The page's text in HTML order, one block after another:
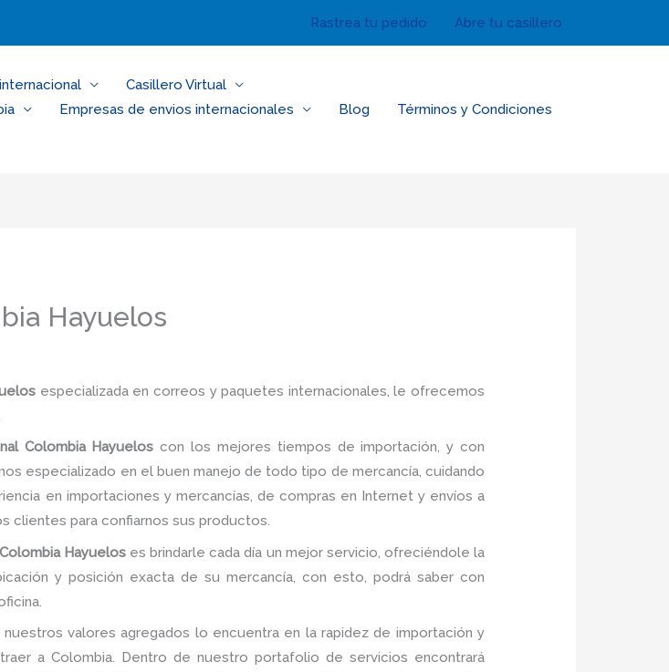
Rastrea tu pedido Abre tu casillero
Casillero Virtual
Empresas de envios internacionales Blog
Términos y Condiciones
Hayuelos
especializada en correos y paquetes internacionales, le ofrecemos
Colombia Hayuelos con los mejores tiempos de importación, y con
especializado en el buen manejo de todo tipo de mercancía, cuidando
en importaciones y mercancías, de compras en Internet y envíos a
clientes para confiarnos sus productos.
Hayuelos es brindarle cada día un mejor servicio, ofreciéndole la
y posición exacta de su mercancía, con esto, podrá saber con
valores agregados lo encuentra en la rapidez de importación y
a Colombia. Dentro de nuestro portafolio de servicios encontrará